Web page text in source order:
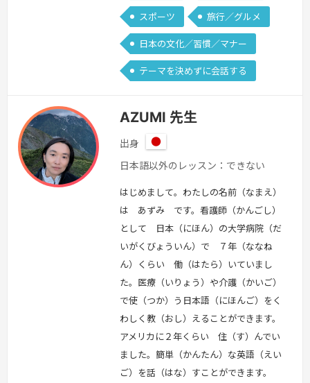
スポーツ 旅行／グルメ
日本の文化／習慣／マナー
テーマを決めずに会話する
AZUMI 先生
出身
日
本
日本語以外のレッスン：できない
はじめまして。わたしの名前（なまえ）
は あずみ です。看護師（かんごし）
として 日本（にほん）の大学病院（だ
いがくびょういん）で ７年（ななね
ん）くらい 働（はたら）いていまし
た。医療（いりょう）や介護（かいご）
で使（つか）う日本語（にほんご）をく
わしく教（おし）えることができます。
アメリカに２年くらい 住（す）んでい
ました。簡単（かんたん）な英語（えい
ご）を話（はな）すことができます。